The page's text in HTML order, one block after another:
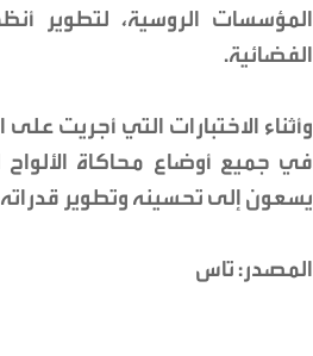
المؤسسات الروسية، لتطوير
الفضائية.
وأثناء الاختبارات التي أجريت
في جميع أوضاع محاكاة الألواح
يسعون إلى تحسينه وتطوير
المصدر: تاس